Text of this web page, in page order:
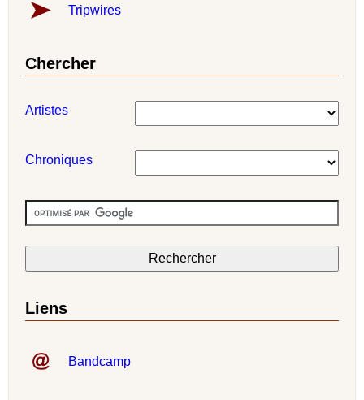
Tripwires
Chercher
Artistes
Chroniques
Liens
Bandcamp